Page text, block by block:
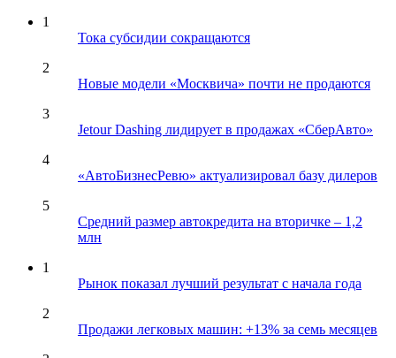
1
Тока субсидии сокращаются
2
Новые модели «Москвича» почти не продаются
3
Jetour Dashing лидирует в продажах «СберАвто»
4
«АвтоБизнесРевю» актуализировал базу дилеров
5
Средний размер автокредита на вторичке – 1,2
млн
1
Рынок показал лучший результат с начала года
2
Продажи легковых машин: +13% за семь месяцев